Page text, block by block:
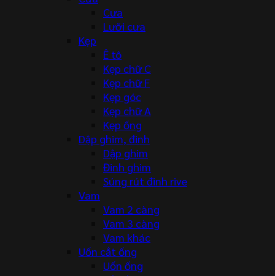
Cưa
Lưỡi cưa
Kẹp
Ê tô
Kẹp chữ C
Kẹp chữ F
Kẹp góc
Kẹp chữ A
Kẹp ống
Dập ghim, đinh
Dập ghim
Đinh ghim
Súng rút đinh rive
Vam
Vam 2 càng
Vam 3 càng
Vam khác
Uốn cắt ống
Uốn ống